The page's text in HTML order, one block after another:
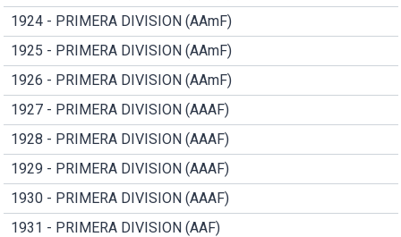
1924 - PRIMERA DIVISION (AAmF)
1925 - PRIMERA DIVISION (AAmF)
1926 - PRIMERA DIVISION (AAmF)
1927 - PRIMERA DIVISION (AAAF)
1928 - PRIMERA DIVISION (AAAF)
1929 - PRIMERA DIVISION (AAAF)
1930 - PRIMERA DIVISION (AAAF)
1931 - PRIMERA DIVISION (AAF)